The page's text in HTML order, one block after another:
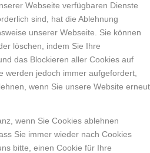
Webseite verfügbaren Dienste
sind, hat die Ablehnung
unserer Webseite. Sie können
löschen, indem Sie Ihre
das Blockieren aller Cookies auf
werden jedoch immer aufgefordert,
wenn Sie unsere Website erneut
wenn Sie Cookies ablehnen
Sie immer wieder nach Cookies
bitte, einen Cookie für Ihre